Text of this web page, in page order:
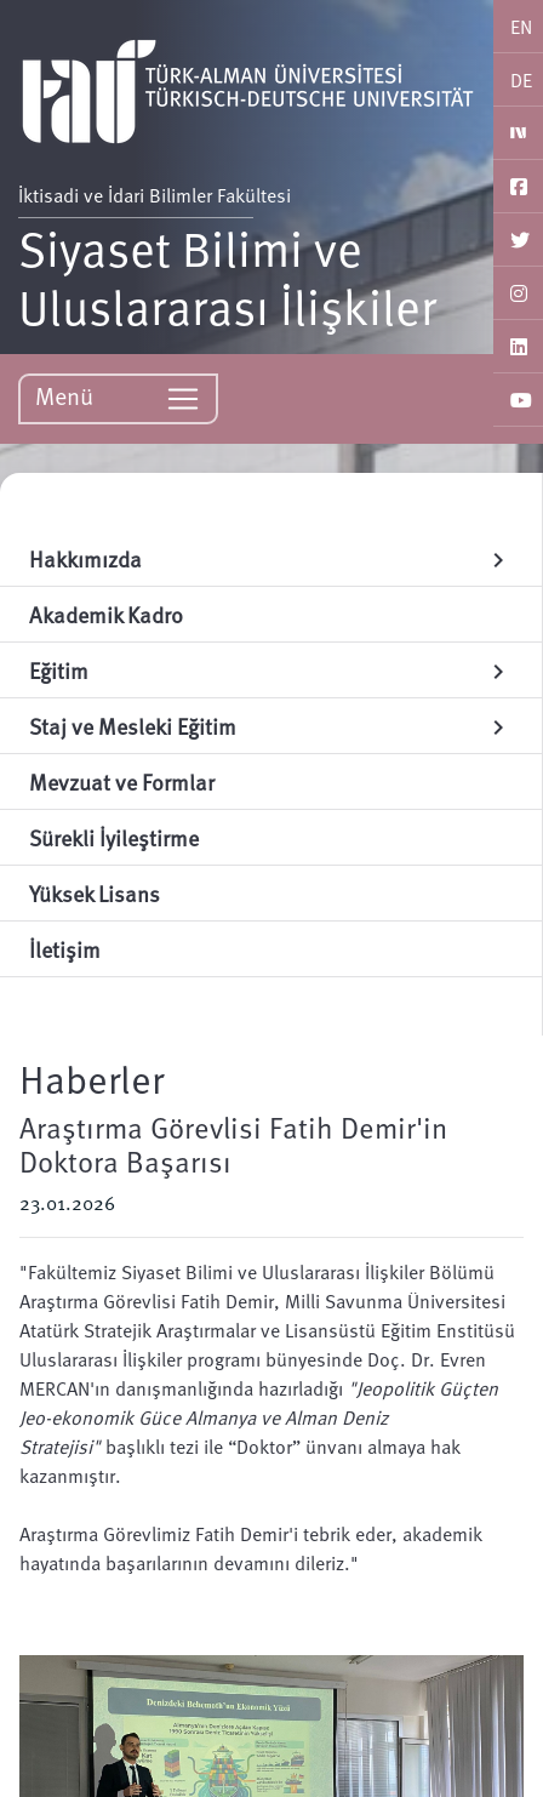
EN
DE
İktisadi ve İdari Bilimler Fakültesi
Siyaset Bilimi ve
Uluslararası İlişkiler
Menü
Hakkımızda chevron_right
Akademik Kadro
Eğitim
chevron_right
Staj ve Mesleki Eğitim chevron_right
Mevzuat ve Formlar
Sürekli İyileştirme
Yüksek Lisans
İletişim
Haberler
Araştırma Görevlisi Fatih Demir'in
Doktora Başarısı
23.01.2026
"Fakültemiz Siyaset Bilimi ve Uluslararası İlişkiler Bölümü
Araştırma Görevlisi Fatih Demir, Milli Savunma Üniversitesi
Atatürk Stratejik Araştırmalar ve Lisansüstü Eğitim Enstitüsü
Uluslararası İlişkiler programı bünyesinde Doç. Dr. Evren
MERCAN'ın danışmanlığında hazırladığı "Jeopolitik Güçten
Jeo-ekonomik Güce Almanya ve Alman Deniz
Stratejisi"başlıklı tezi ile “Doktor” ünvanı almaya hak
kazanmıştır.
Araştırma Görevlimiz Fatih Demir'i tebrik eder, akademik
hayatında başarılarının devamını dileriz."